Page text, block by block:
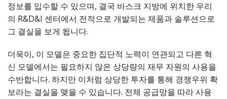
정보를 입수할 수 있으며, 결국 바스크 지방에 위치한 우리
의 R&D&I 센터에서 전적으로 개발되는 제품과 솔루션으로
그 결실을 보게 됩니다.
더욱이, 이 모델은 중요한 집단적 노력이 연관되고 다른 혁
신 모델에서는 필요하지 않은 상당량의 재무 자원의 사용을
수반합니다. 하지만 이처럼 상당한 투자를 통해 경쟁우위 확
보라는 결실을 맺을 수 있습니다. 전체 공급망을 따라 사용